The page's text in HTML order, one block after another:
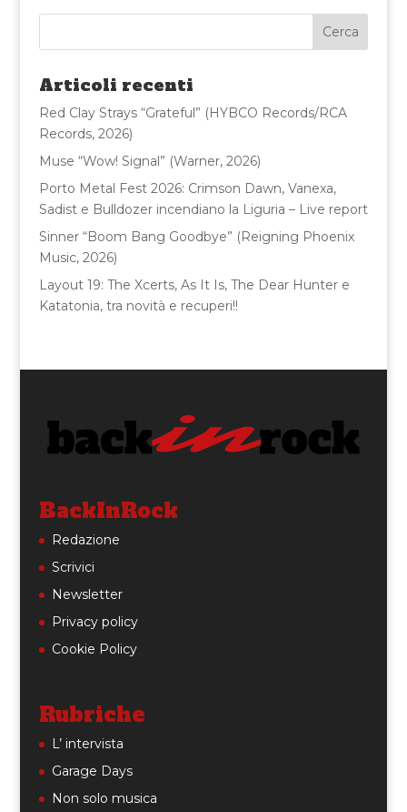
e
b
o
o
k
te
r
l
di
vi
di
Articoli recenti
Red Clay Strays “Grateful” (HYBCO Records/RCA
Records, 2026)
Muse “Wow! Signal” (Warner, 2026)
Porto Metal Fest 2026: Crimson Dawn, Vanexa,
Sadist e Bulldozer incendiano la Liguria – Live report
Sinner “Boom Bang Goodbye” (Reigning Phoenix
Music, 2026)
Layout 19: The Xcerts, As It Is, The Dear Hunter e
Katatonia, tra novità e recuperi!!
BackInRock
Redazione
Scrivici
Newsletter
Privacy policy
Cookie Policy
Rubriche
L’ intervista
Garage Days
Non solo musica